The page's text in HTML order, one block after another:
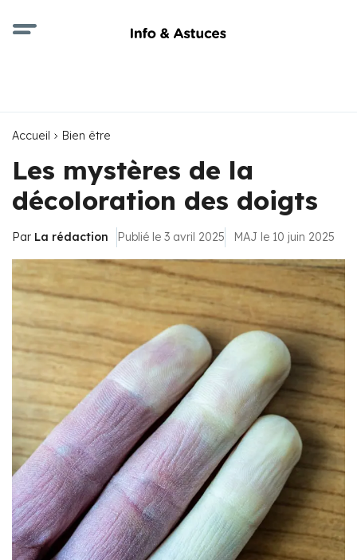
Accueil Bien être
Les mystères de la
décoloration des doigts
Par La rédaction Publié le 3 avril 2025 MAJ le 10 juin 2025